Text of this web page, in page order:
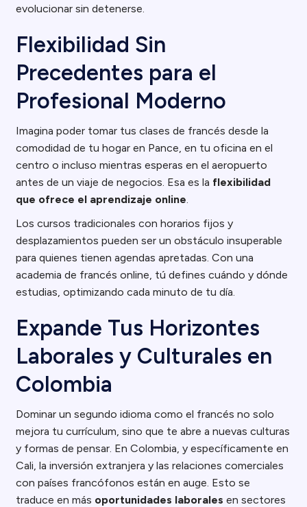
evolucionar sin detenerse.
Flexibilidad Sin
Precedentes para el
Profesional Moderno
Imagina poder tomar tus clases de francés desde la
comodidad de tu hogar en Pance, en tu oficina en el
centro o incluso mientras esperas en el aeropuerto
antes de un viaje de negocios. Esa es la flexibilidad
que ofrece el aprendizaje online.
Los cursos tradicionales con horarios fijos y
desplazamientos pueden ser un obstáculo insuperable
para quienes tienen agendas apretadas. Con una
academia de francés online, tú defines cuándo y dónde
estudias, optimizando cada minuto de tu día.
Expande Tus Horizontes
Laborales y Culturales en
Colombia
Dominar un segundo idioma como el francés no solo
mejora tu currículum, sino que te abre a nuevas culturas
y formas de pensar. En Colombia, y específicamente en
Cali, la inversión extranjera y las relaciones comerciales
con países francófonos están en auge. Esto se
traduce en más oportunidades laborales en sectores